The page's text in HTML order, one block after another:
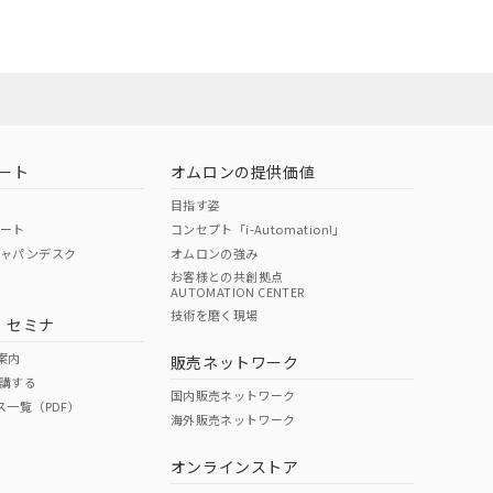
O O
ページへ
ください
ト
ト
パンデスク
セミナ
内
する
覧（PDF）
オムロンの提供価値
目指す姿
コンセプト「i-Automation!」
オムロンの強み
お客様との共創拠点
AUTOMATION CENTER
技術を磨く現場
販売ネットワーク
国内販売ネットワーク
海外販売ネットワーク
オンラインストア